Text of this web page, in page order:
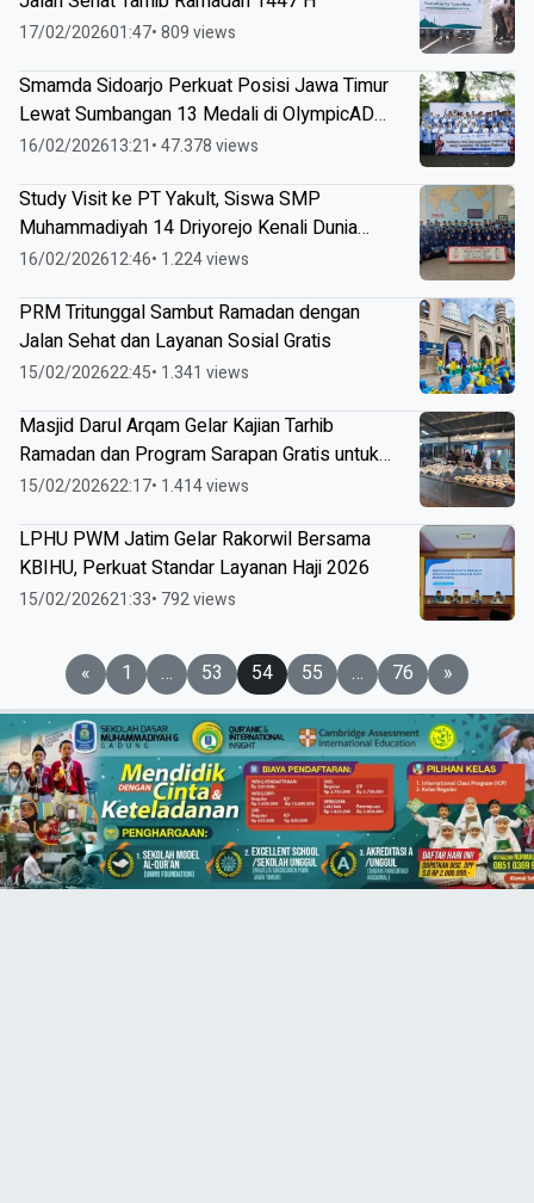
17/02/202601:47• 809 views
Smamda Sidoarjo Perkuat Posisi Jawa Timur
Lewat Sumbangan 13 Medali di OlympicAD
2026
16/02/202613:21• 47.378 views
Study Visit ke PT Yakult, Siswa SMP
Muhammadiyah 14 Driyorejo Kenali Dunia
Industri
16/02/202612:46• 1.224 views
PRM Tritunggal Sambut Ramadan dengan
Jalan Sehat dan Layanan Sosial Gratis
15/02/202622:45• 1.341 views
Masjid Darul Arqam Gelar Kajian Tarhib
Ramadan dan Program Sarapan Gratis untuk
Jamaah
15/02/202622:17• 1.414 views
LPHU PWM Jatim Gelar Rakorwil Bersama
KBIHU, Perkuat Standar Layanan Haji 2026
15/02/202621:33• 792 views
Paginasi
« 1 … 53 54 55 … 76 »